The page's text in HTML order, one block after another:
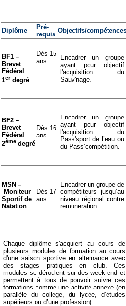
Piscines de la
Mon Club
Diplôme
Pré-
requis
Objectifs/compétences
BF1 –
Brevet
Fédéral
1er degré
Dès 15
ans.
Encadrer un groupe
ayant pour objectif
l'acquisition du
Sauv'nage.
BF2 –
Brevet
Fédéral
2ème degré
Dès 16
ans.
Encadrer un groupe
ayant pour objectif
l'acquisition du
Pass'sport de l’eau ou
du Pass’compétition.
MSN –
Moniteur
Sportif de
Natation
Dès 17
ans.
Encadrer un groupe de
compétiteurs jusqu’au
niveau régional contre
rémunération.
Chaque diplôme s'acquiert au cours de
plusieurs modules de formation au cours
d'une saison sportive en alternance avec
des stages pratiques en club. Ces
modules se déroulent sur des week-end et
permettent à tous de pouvoir suivre ces
formations comme une activité annexe (en
parallèle du collège, du lycée, d’études
supérieurs ou d’une profession)